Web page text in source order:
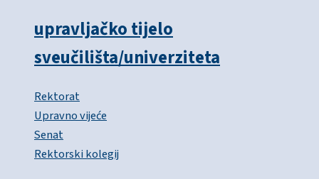
upravljačko tijelo
sveučilišta/univerziteta
Rektorat
Upravno vijeće
Senat
Rektorski kolegij